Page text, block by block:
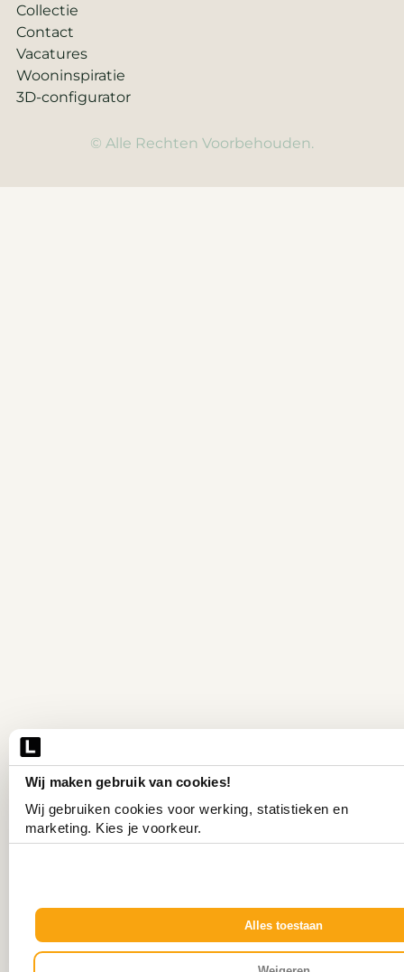
Wij maken gebruik van cookies!
Wij gebruiken cookies voor werking, statistieken en
marketing. Kies je voorkeur.
Alles toestaan
Collectie
Contact
Vacatures
Wooninspiratie
3D-configurator
© Alle Rechten Voorbehouden.